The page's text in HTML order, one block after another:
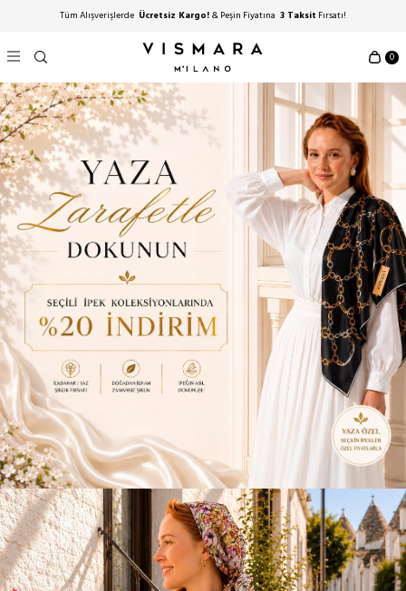
Tüm Alışverişlerde Ücretsiz Kargo!& Peşin Fiyatına 3 Taksit Fırsatı!
0